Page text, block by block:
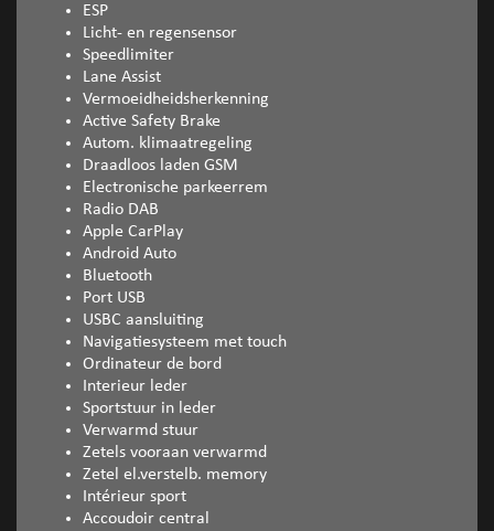
ESP
Licht- en regensensor
Speedlimiter
Lane Assist
Vermoeidheidsherkenning
Active Safety Brake
Autom. klimaatregeling
Draadloos laden GSM
Electronische parkeerrem
Radio DAB
Apple CarPlay
Android Auto
Bluetooth
Port USB
USBC aansluiting
Navigatiesysteem met touch
Ordinateur de bord
Interieur leder
Sportstuur in leder
Verwarmd stuur
Zetels vooraan verwarmd
Zetel el.verstelb. memory
Intérieur sport
Accoudoir central